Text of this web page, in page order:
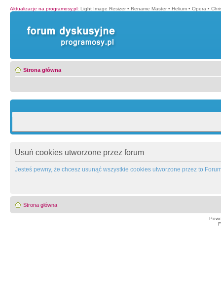
Aktualizacje na programosy.pl: Light Image Resizer • Rename Master • Helium • Opera •
Strona główna
Usuń cookies utworzone przez forum
Jesteś pewny, że chcesz usunąć wszystkie cookies utworzone przez to
Strona główna